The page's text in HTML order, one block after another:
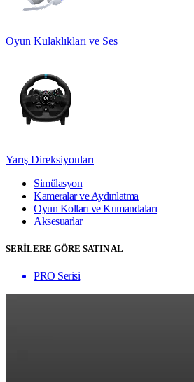
Oyun Kulaklıkları ve Ses
Yarış Direksiyonları
Simülasyon
Kameralar ve Aydınlatma
Oyun Kolları ve Kumandaları
Aksesuarlar
SERİLERE GÖRE SATIN AL
PRO Serisi